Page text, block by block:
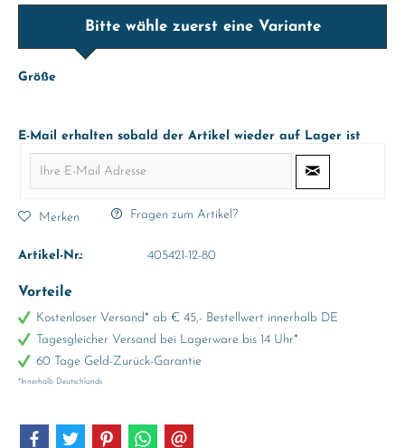
Bitte wähle zuerst eine Variante
Größe
E-Mail erhalten sobald der Artikel wieder auf Lager ist
Merken Fragen zum Artikel?
Artikel-Nr.: 405421-12-80
Vorteile
Kostenloser Versand* ab € 45,- Bestellwert innerhalb DE
Tagesgleicher Versand bei Lagerware bis 14 Uhr*
60 Tage Geld-Zurück-Garantie
*Innerhalb Deutschlands